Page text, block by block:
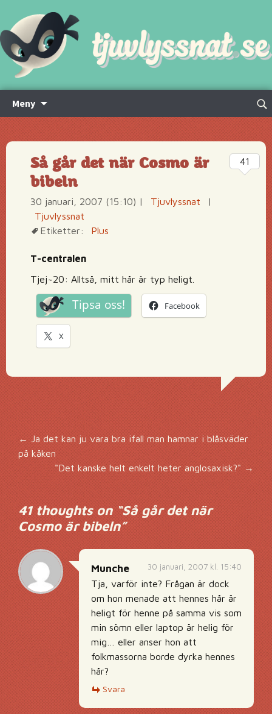
Meny
innehåll
Sök
Så går det när Cosmo är
bibeln
30 januari, 2007 (15:10) | Tjuvlyssnat
|
Tjuvlyssnat
Etiketter:
Plus
T-centralen
Tjej~20: Alltså, mitt hår är typ heligt.
Tipsa oss! Facebook
X
41
Inläggsnavigering
← Ja det kan ju vara bra ifall man hamnar i blåsväder
på kåken
"Det kanske helt enkelt heter anglosaxisk?" →
41 thoughts on “Så går det när
Cosmo är bibeln”
30 januari, 2007 kl. 15:40
Munche
Tja, varför inte? Frågan är dock
om hon menade att hennes hår är
heligt för henne på samma vis som
min sömn eller laptop är helig för
mig… eller anser hon att
folkmassorna borde dyrka hennes
hår?
Svara